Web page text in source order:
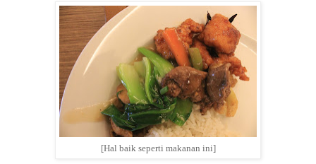
[Hal baik seperti makanan ini]